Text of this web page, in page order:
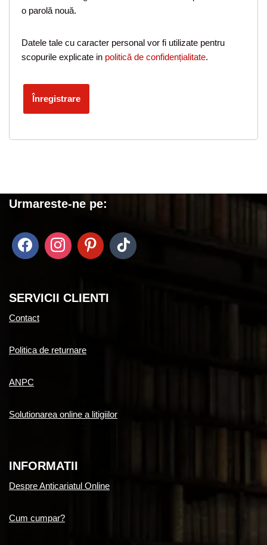
o parolă nouă.
Datele tale cu caracter personal vor fi utilizate pentru
scopurile explicate in politică de confidențialitate.
Înregistrare
Urmareste-ne pe:
SERVICII CLIENTI
Contact
Politica de returnare
ANPC
Solutionarea online a litigiilor
INFORMATII
Despre Anticariatul Online
Cum cumpar?